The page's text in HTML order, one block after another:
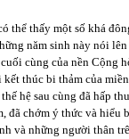
thể thấy một số khá
năm sinh này nói
cùng của nền Cộng
thúc bi thảm của
hệ sau cùng đã hấp
đã chớm ý thức và hiểu
và những người thân